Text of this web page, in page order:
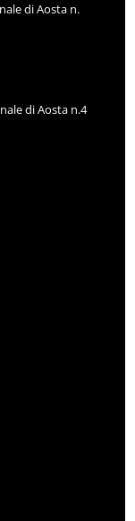
di Aosta n.
di Aosta n.4